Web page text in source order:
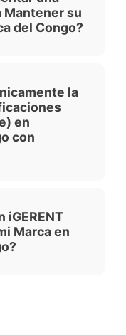
Mantener su
del Congo?
la
en
con
iGERENT
Marca en